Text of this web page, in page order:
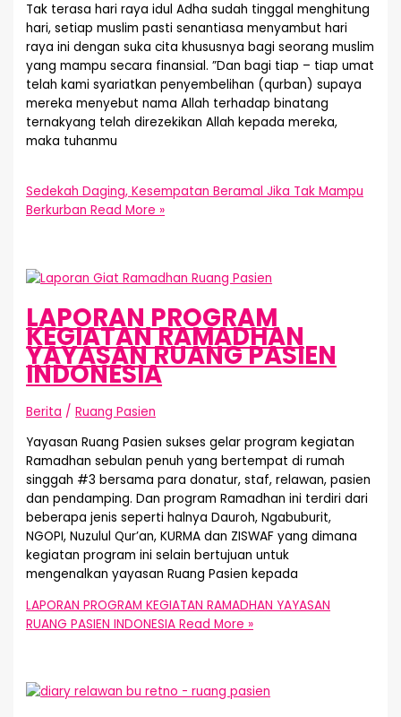
Tak terasa hari raya idul Adha sudah tinggal menghitung
hari, setiap muslim pasti senantiasa menyambut hari
raya ini dengan suka cita khususnya bagi seorang muslim
yang mampu secara finansial. ”Dan bagi tiap – tiap umat
telah kami syariatkan penyembelihan (qurban) supaya
mereka menyebut nama Allah terhadap binatang
ternakyang telah direzekikan Allah kepada mereka,
maka tuhanmu
Sedekah Daging, Kesempatan Beramal Jika Tak Mampu
Berkurban Read More »
LAPORAN PROGRAM
KEGIATAN RAMADHAN
YAYASAN RUANG PASIEN
INDONESIA
Berita /Ruang Pasien
Yayasan Ruang Pasien sukses gelar program kegiatan
Ramadhan sebulan penuh yang bertempat di rumah
singgah #3 bersama para donatur, staf, relawan, pasien
dan pendamping. Dan program Ramadhan ini terdiri dari
beberapa jenis seperti halnya Dauroh, Ngabuburit,
NGOPI, Nuzulul Qur’an, KURMA dan ZISWAF yang dimana
kegiatan program ini selain bertujuan untuk
mengenalkan yayasan Ruang Pasien kepada
LAPORAN PROGRAM KEGIATAN RAMADHAN YAYASAN
RUANG PASIEN INDONESIA Read More »